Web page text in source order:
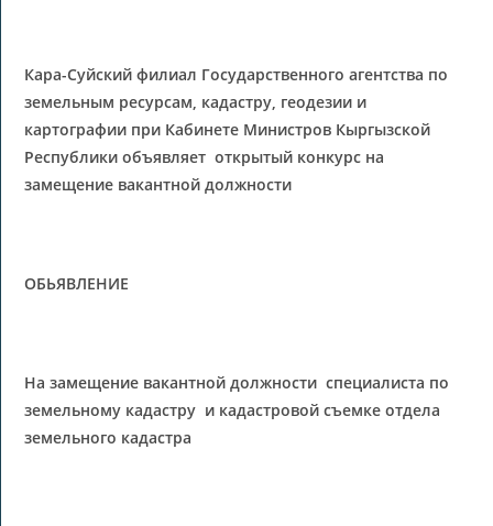
Кара-Суйский филиал Государственного агентства по
земельным ресурсам, кадастру, геодезии и
картографии при Кабинете Министров Кыргызской
Республикиобъявляетоткрытый конкурс на
замещение вакантной должности
ОБЬЯВЛЕНИЕ
На замещение вакантной должности специалиста по
земельному кадастру и кадастровой съемке отдела
земельного кадастра